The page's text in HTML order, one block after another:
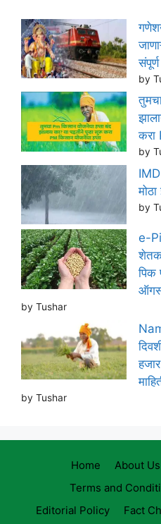
by
करा
by
IMD
by
e-
पिक
by Tushar
by Tushar
Home About Us
Terms and
Editorial Policy
Fact